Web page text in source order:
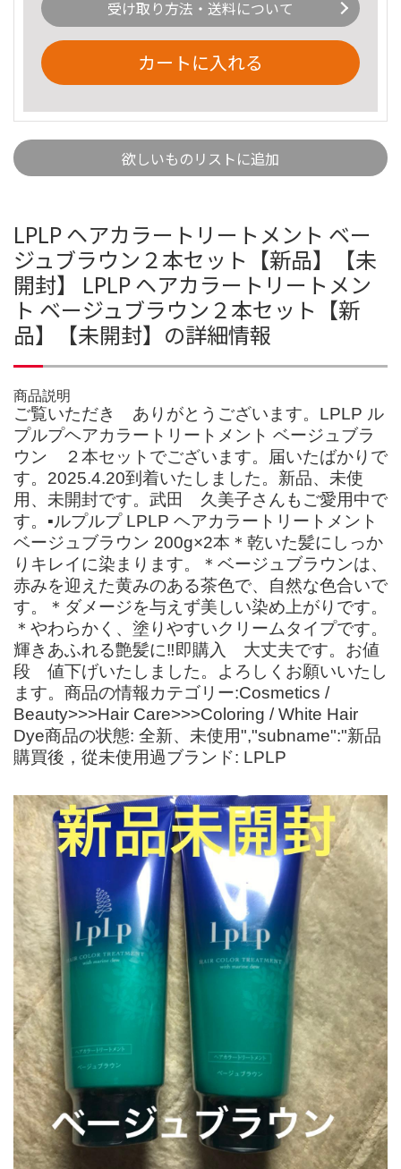
受け取り方法・送料について
カートに入れる
欲しいものリストに追加
LPLP ヘアカラートリートメント ベー
ジュブラウン２本セット【新品】【未
開封】 LPLP ヘアカラートリートメン
ト ベージュブラウン２本セット【新
品】【未開封】の詳細情報
商品説明
ご覧いただき ありがとうございます。LPLP ル
プルプヘアカラートリートメント ベージュブラ
ウン ２本セットでございます。届いたばかりで
す。2025.4.20到着いたしました。新品、未使
用、未開封です。武田 久美子さんもご愛用中で
す。▪️ルプルプ LPLP ヘアカラートリートメント
ベージュブラウン 200g×2本＊乾いた髪にしっか
りキレイに染まります。＊ベージュブラウンは、
赤みを迎えた黄みのある茶色で、自然な色合いで
す。＊ダメージを与えず美しい染め上がりです。
＊やわらかく、塗りやすいクリームタイプです。
輝きあふれる艶髪に‼︎即購入 大丈夫です。お値
段 値下げいたしました。よろしくお願いいたし
ます。商品の情報カテゴリー:Cosmetics /
Beauty>>>Hair Care>>>Coloring / White Hair
Dye商品の状態: 全新、未使用","subname":"新品
購買後，從未使用過ブランド: LPLP